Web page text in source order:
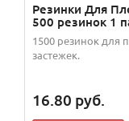
Резинки Для
500 резинок 1
1500 резинок для
застежек.
16.80 руб.